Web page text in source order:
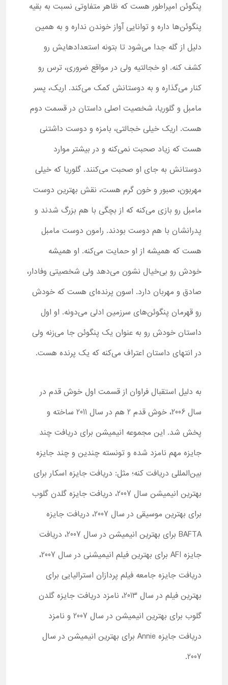
پنگوئن امپراطور هست که ظاهر متفاوتی نسبت به بقیه
پنگوئن‌ها داره و توانایی آواز خوندن نداره و به همین
دلیل از گله جدا می‌شود تا بتونه استعدادهایش رو
کشف کنه. او خجالتیه ولی در مواقع ضروری، ترس رو
کنار می‌گذاره و به دوستانش کمک می‌کند. اریک، پسر
مامبل و گلوریا، شخصیت اصلی داستان در قسمت دوم
هست. اریک خیلی خجالتی، بامزه و دوست داشتنی
هست که زیاد صحبت نمی‌کنه و در بیشتر موارد
دوستانش به جای او صحبت می‌کنند. گلوریا که خیلی
مهربون، صبور و خون گرم هست، نقش بهترین دوست
مامبل رو بازی می‌کنه که از بچگی با هم بزرگ شدند و
پدرانشان با هم دوست بودند. رامون دوست مامبل
هست که همیشه از او حمایت می‌کنه. او همیشه
خودش رو بی‌خیال نشون می‌دهد ولی شخصیتی وفادار،
صادق و مهربان دارد. اسون پرنده‌ای هست که خودش
رو قهرمان پنگوئن‌های سرزمین ادلی می‌دونه. او اول
داستان خودش رو به عنوان یک پنگوئن جا می‌زنه ولی
در انتهای داستان اعتراف می‌کنه که یک پرنده هست.
به دلیل استقبال فراوان از قسمت اول خوش قدم در
سال 2006، خوش قدم 2 هم در سال 2011 ساخته و
پخش شد. این مجموعه انیمیشن برای دریافت چند
جایزه مهم نامزد شده و تونسته چندین و چند جایزه
بین‌المللی دریافت کنه؛ مثل: دریافت جایزه اسکار برای
بهترین انیمیشن سال 2007، دریافت جایزه گلدن گلوب
برای بهترین موسیقی در سال 2007، دریافت جایزه
BAFTA برای بهترین انیمیشن در سال 2007، دریافت
جایزه AFI برای بهترین فیلم انیمیشنی در سال 2007،
دریافت جایزه جامعه فیلم پردازان استرالیایی برای
بهترین فیلم در سال 2013، نامزد دریافت جایزه گلدن
گلوب برای بهترین انیمیشن در سال 2007 و نامزد
دریافت جایزه Annie برای بهترین انیمیشن در سال
2007.